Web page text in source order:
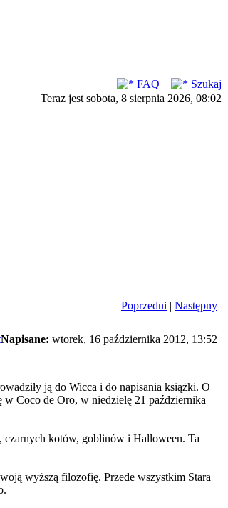
FAQ
Szukaj
Teraz jest sobota, 8 sierpnia 2026, 08:02
Poprzedni | Następny
Napisane: wtorek, 16 października 2012, 13:52
ją do Wicca i do napisania książki. O
w Coco de Oro, w niedzielę 21 października
czarnych kotów, goblinów i Halloween. Ta
wyższą filozofię. Przede wszystkim Stara